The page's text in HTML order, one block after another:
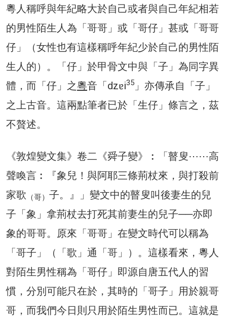
粵人稱呼與年紀略大於自己或者與自己年紀相若
的男性陌生人為「哥哥」或「哥仔」甚或「哥哥
仔」（女性也有這樣稱呼年紀少於自己的男性陌
生人的）。「仔」於甲骨文中與「子」為同字異
體，而「仔」之粵音「dzɐi35 」亦傳承自「子」
之上古音。這兩點筆者已於「生仔」條言之，茲
不贅述。
《敦煌變文集》卷二《舜子變》︰「瞽叟⋯⋯高
聲喚言︰『象兒！與阿耶三條荊杖來，與打殺前
家歌 （哥） 子。』」變文中的瞽叟叫後妻生的兒
子「象」拿荊杖去打死其前妻生的兒子──亦即
象的哥哥。原來「哥哥」在變文時代可以稱為
「哥子」（「歌」通「哥」）。這樣看來，粵人
對陌生男性稱為「哥仔」即源自唐五代人的習
慣，分別可能只在於，其時的「哥子」用於親哥
哥，而我們今日則只用於陌生男性而已。這就是